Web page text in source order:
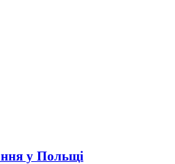
у Польщі